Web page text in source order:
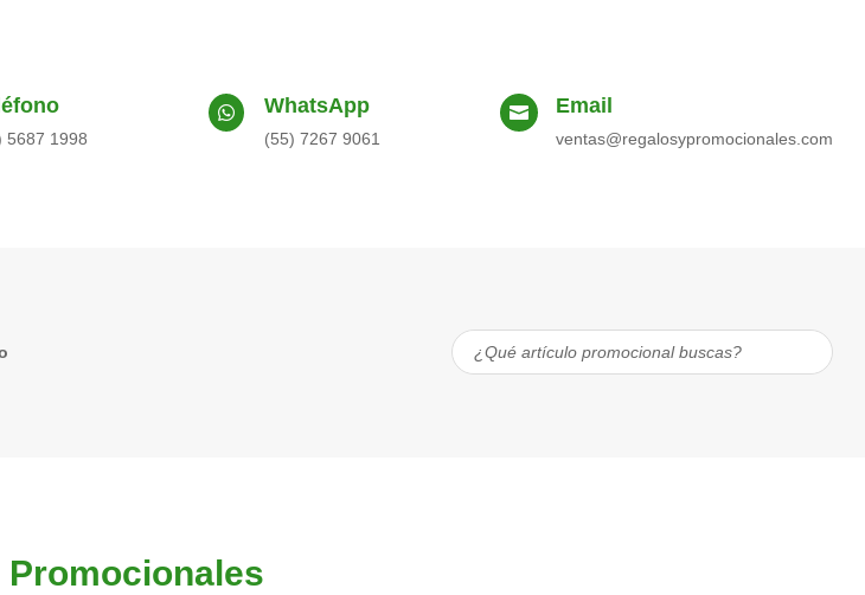
5687 1998
 WhatsApp
(55) 7267 9061
 Email
ventas@regalosypromocionales.com
Promocionales